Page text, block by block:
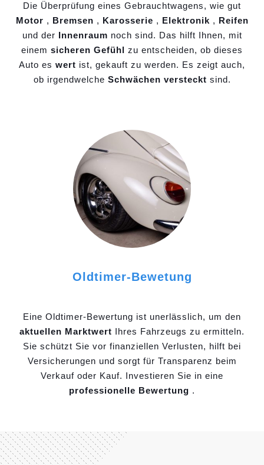
Die Überprüfung eines Gebrauchtwagens, wie gut
Motor , Bremsen , Karosserie , Elektronik , Reifen
und der Innenraum noch sind. Das hilft Ihnen, mit
einem sicheren Gefühl zu entscheiden, ob dieses
Auto es wert ist, gekauft zu werden. Es zeigt auch,
ob irgendwelche Schwächen versteckt sind.
Oldtimer-Bewetung
Eine Oldtimer-Bewertung ist unerlässlich, um den
aktuellen Marktwert Ihres Fahrzeugs zu ermitteln.
Sie schützt Sie vor finanziellen Verlusten, hilft bei
Versicherungen und sorgt für Transparenz beim
Verkauf oder Kauf. Investieren Sie in eine
professionelle Bewertung .